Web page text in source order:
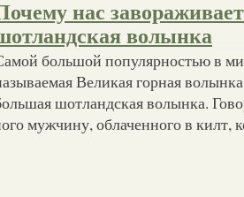
нас
волынка
большой популярностью в
Великая горная
шотландская волынка.
мужчину, облаченного в килт,